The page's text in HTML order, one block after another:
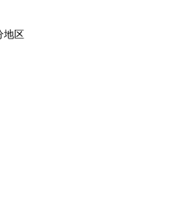
地区